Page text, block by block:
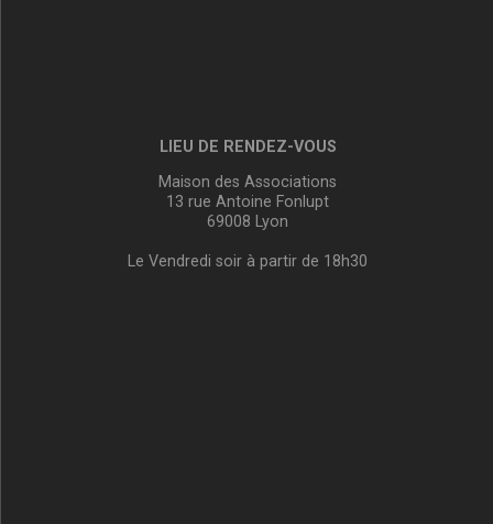
LIEU DE RENDEZ-VOUS
Maison des Associations
13 rue Antoine Fonlupt
69008 Lyon
Le Vendredi soir à partir de 18h30